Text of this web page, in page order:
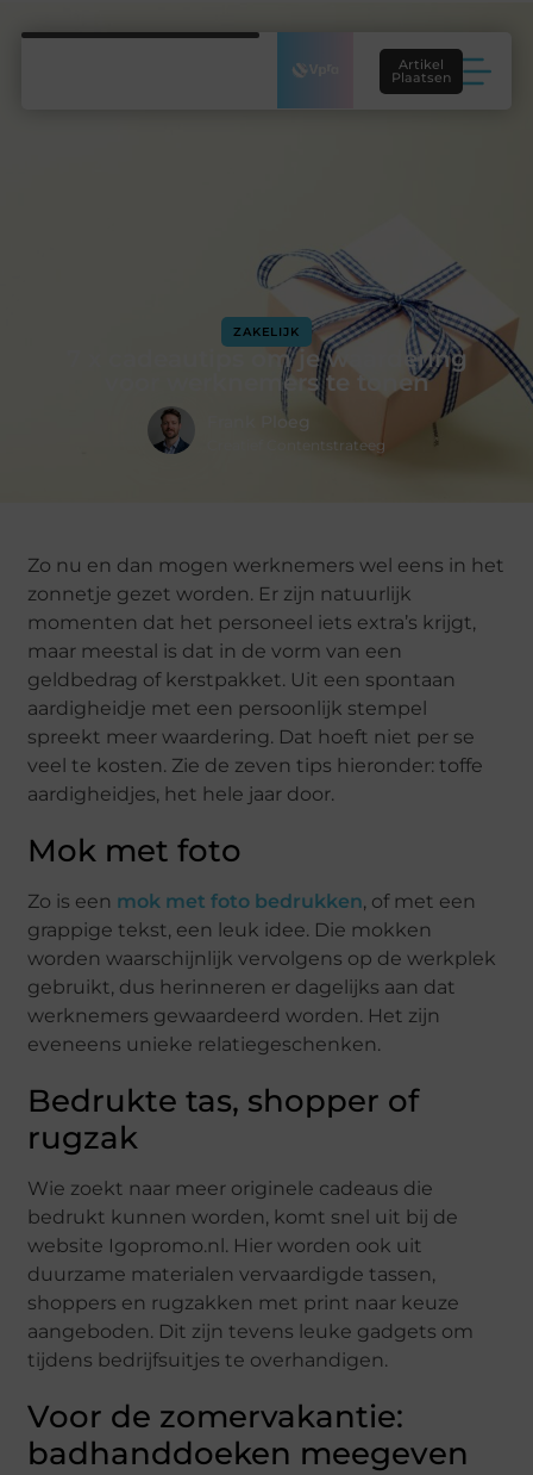
Artikel
Plaatsen
ZAKELIJK
7 x cadeautips om je waardering
voor werknemers te tonen
Frank Ploeg
Creatief Contentstrateeg
Zo nu en dan mogen werknemers wel eens in het
zonnetje gezet worden. Er zijn natuurlijk
momenten dat het personeel iets extra’s krijgt,
maar meestal is dat in de vorm van een
geldbedrag of kerstpakket. Uit een spontaan
aardigheidje met een persoonlijk stempel
spreekt meer waardering. Dat hoeft niet per se
veel te kosten. Zie de zeven tips hieronder: toffe
aardigheidjes, het hele jaar door.
Mok met foto
Zo is een mok met foto bedrukken, of met een
grappige tekst, een leuk idee. Die mokken
worden waarschijnlijk vervolgens op de werkplek
gebruikt, dus herinneren er dagelijks aan dat
werknemers gewaardeerd worden. Het zijn
eveneens unieke relatiegeschenken.
Bedrukte tas, shopper of
rugzak
Wie zoekt naar meer originele cadeaus die
bedrukt kunnen worden, komt snel uit bij de
website Igopromo.nl. Hier worden ook uit
duurzame materialen vervaardigde tassen,
shoppers en rugzakken met print naar keuze
aangeboden. Dit zijn tevens leuke gadgets om
tijdens bedrijfsuitjes te overhandigen.
Voor de zomervakantie:
badhanddoeken meegeven